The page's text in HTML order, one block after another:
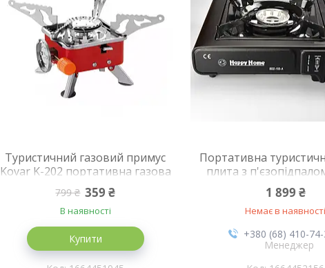
Туристичний газовий примус
Kovar K-202 портативна газова
пальник-плитка похідна
799 ₴ 359 ₴
В наявності
Купити
Портативна
плита з
Home BDZ-155-A
кейсом + адаптер
1 899 ₴
Немає в наявності
+380 (68) 410-
Менеджер